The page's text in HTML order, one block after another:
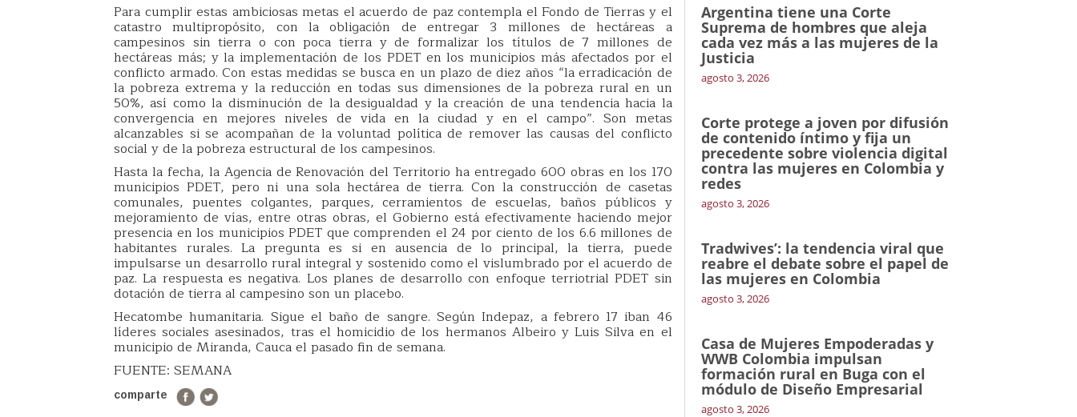
Para cumplir estas ambiciosas metas el acuerdo de paz contempla el Fondo de Tierras y el
catastro multipropósito, con la obligación de entregar 3 millones de hectáreas a
campesinos sin tierra o con poca tierra y de formalizar los títulos de 7 millones de
hectáreas más; y la implementación de los PDET en los municipios más afectados por el
conflicto armado. Con estas medidas se busca en un plazo de diez años “la erradicación de
la pobreza extrema y la reducción en todas sus dimensiones de la pobreza rural en un
50%, así como la disminución de la desigualdad y la creación de una tendencia hacia la
convergencia en mejores niveles de vida en la ciudad y en el campo”. Son metas
alcanzables si se acompañan de la voluntad política de remover las causas del conflicto
social y de la pobreza estructural de los campesinos.
Hasta la fecha, la Agencia de Renovación del Territorio ha entregado 600 obras en los 170
municipios PDET, pero ni una sola hectárea de tierra. Con la construcción de casetas
comunales, puentes colgantes, parques, cerramientos de escuelas, baños públicos y
mejoramiento de vías, entre otras obras, el Gobierno está efectivamente haciendo mejor
presencia en los municipios PDET que comprenden el 24 por ciento de los 6.6 millones de
habitantes rurales. La pregunta es si en ausencia de lo principal, la tierra, puede
impulsarse un desarrollo rural integral y sostenido como el vislumbrado por el acuerdo de
paz. La respuesta es negativa. Los planes de desarrollo con enfoque terriotrial PDET sin
dotación de tierra al campesino son un placebo.
Hecatombe humanitaria. Sigue el baño de sangre. Según Indepaz, a febrero 17 iban 46
líderes sociales asesinados, tras el homicidio de los hermanos Albeiro y Luis Silva en el
municipio de Miranda, Cauca el pasado fin de semana.
FUENTE: SEMANA
comparte
Argentina tiene una Corte
Suprema de hombres que aleja
cada vez más a las mujeres de la
Justicia
agosto 3, 2026
Corte protege a joven por difusión
de contenido íntimo y fija un
precedente sobre violencia digital
contra las mujeres en Colombia y
redes
agosto 3, 2026
Tradwives’: la tendencia viral que
reabre el debate sobre el papel de
las mujeres en Colombia
agosto 3, 2026
Casa de Mujeres Empoderadas y
WWB Colombia impulsan
formación rural en Buga con el
módulo de Diseño Empresarial
agosto 3, 2026